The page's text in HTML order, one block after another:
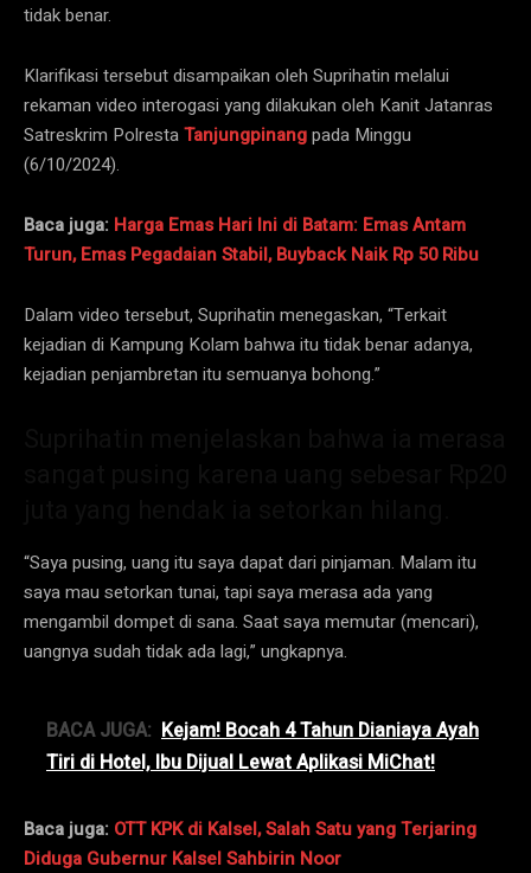
tidak benar.
Klarifikasi tersebut disampaikan oleh Suprihatin melalui
rekaman video interogasi yang dilakukan oleh Kanit Jatanras
Satreskrim PolrestaTanjungpinangpada Minggu
(6/10/2024).
Baca juga: Harga Emas Hari Ini di Batam: Emas Antam
Turun, Emas Pegadaian Stabil, Buyback Naik Rp 50 Ribu
Dalam video tersebut, Suprihatin menegaskan, “Terkait
kejadian di Kampung Kolam bahwa itu tidak benar adanya,
kejadian penjambretan itu semuanya bohong.”
“Saya pusing, uang itu saya dapat dari pinjaman. Malam itu
saya mau setorkan tunai, tapi saya merasa ada yang
mengambil dompet di sana. Saat saya memutar (mencari),
uangnya sudah tidak ada lagi,” ungkapnya.
BACA JUGA: Kejam! Bocah 4 Tahun Dianiaya Ayah
Tiri di Hotel, Ibu Dijual Lewat Aplikasi MiChat!
Baca juga: OTT KPK di Kalsel, Salah Satu yang Terjaring
Diduga Gubernur Kalsel Sahbirin Noor